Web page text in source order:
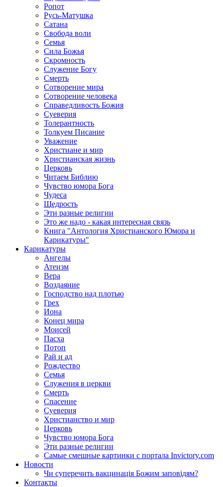
Ропот
Русь-Матушка
Сатана
Свобода воли
Семья
Сила Божья
Скромность
Служение Богу
Смерть
Сотворение мира
Сотворение человека
Справедливость Божия
Суеверия
Толерантность
Толкуем Писание
Уважение
Христиане и мир
Христианская жизнь
Церковь
Читаем Библию
Чувство юмора Бога
Чудеса
Щедрость
Эти разные религии
Это же надо - какая интересная связь
Книга "Антология Христианского Юмора и
Карикатуры"
Карикатуры
Ангелы
Атеизм
Вера
Воздаяние
Господство над плотью
Грех
Иона
Конец мира
Моисей
Пасха
Потоп
Рай и ад
Рождество
Семья
Служения в церкви
Смерть
Спасение
Суеверия
Христианство и мир
Церковь
Чувство юмора Бога
Эти разные религии
Самые смешные картинки с портала Invictory.com
Новости
Чи суперечить вакцинація Божим заповідям?
Контакты